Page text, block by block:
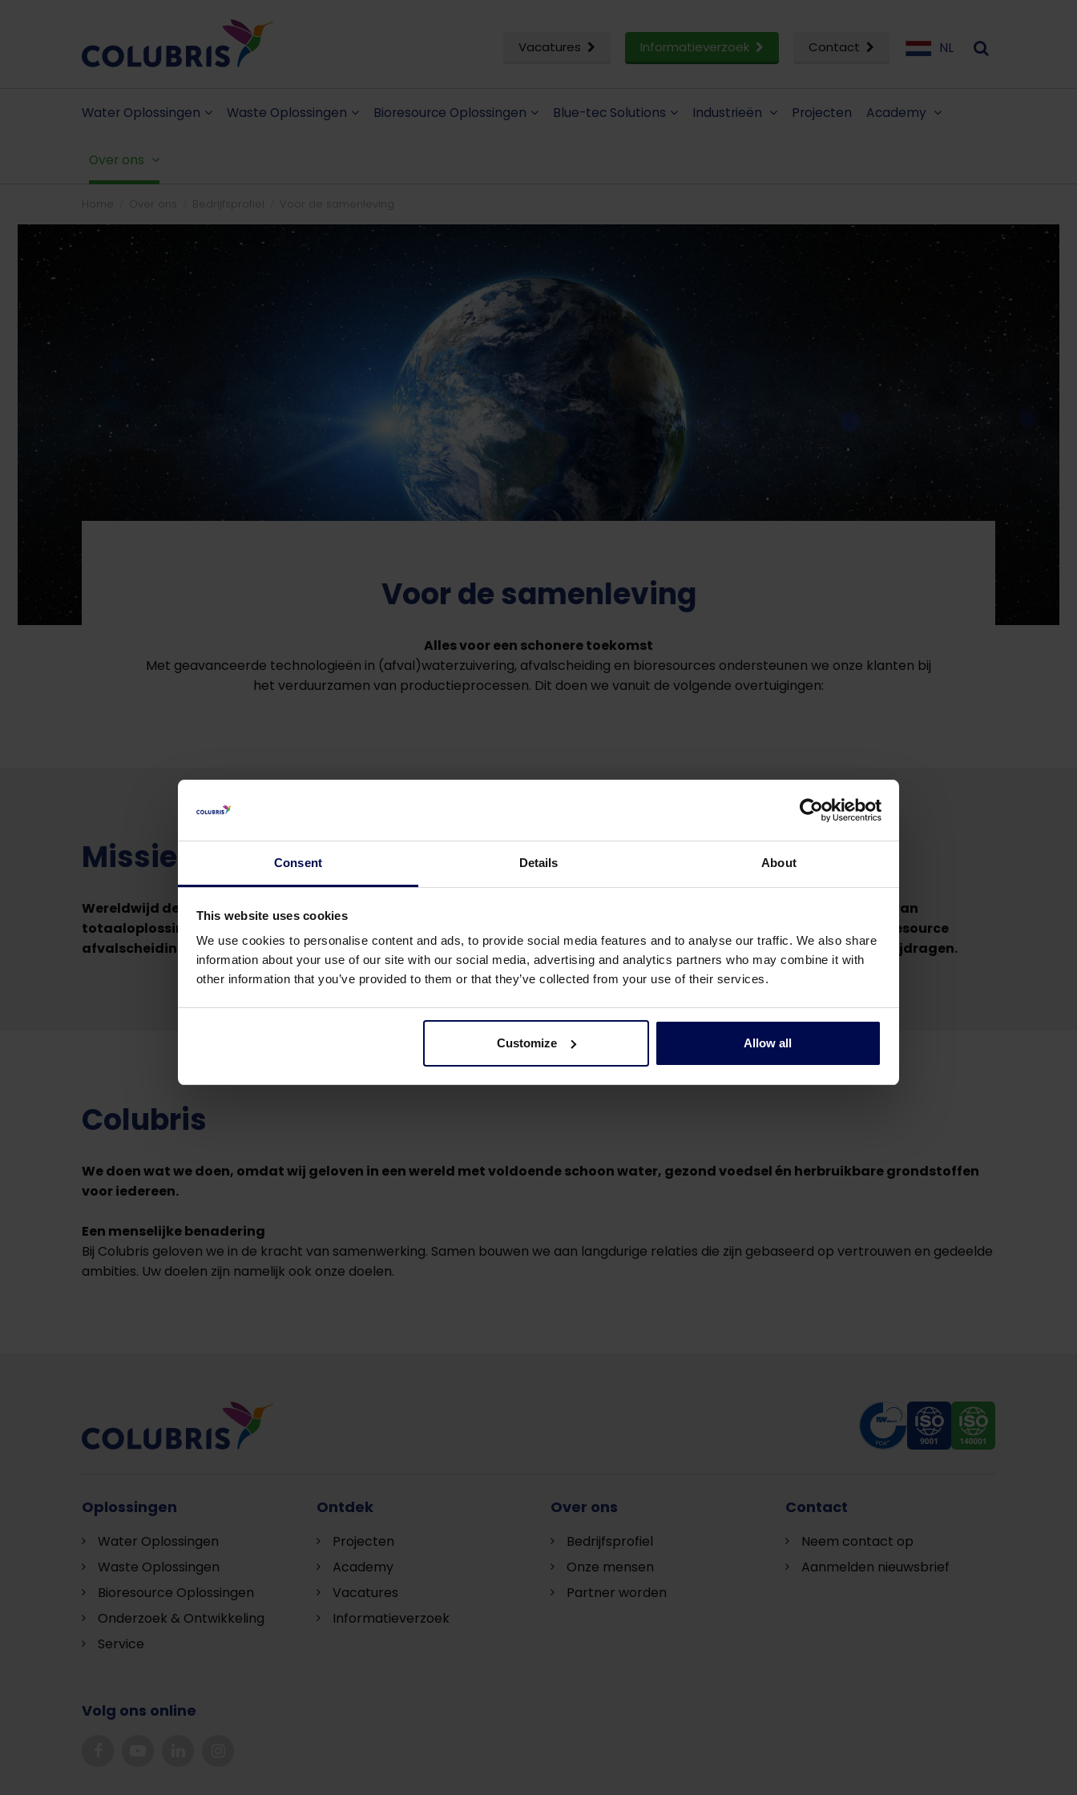
Consent Details About
This website uses cookies
We use cookies to personalise content and ads, to provide social media features and to analyse our traffic. We also share
information about your use of our site with our social media, advertising and analytics partners who may combine it with
other information that you’ve provided to them or that they’ve collected from your use of their services.
Customize Allow all
Vacatures Informatieverzoek Contact NL
Water Oplossingen Waste Oplossingen Bioresource Oplossingen Blue-tec Solutions Industrieën Projecten Academy
Over ons
Home Over ons Bedrijfsprofiel Voor de samenleving
Voor de samenleving
Alles voor een schonere toekomst
Met geavanceerde technologieën in (afval)waterzuivering, afvalscheiding en bioresources ondersteunen we onze klanten bij
het verduurzamen van productieprocessen. Dit doen we vanuit de volgende overtuigingen:
Missie
Wereldwijd de beste blijven in het realiseren van
totaaloplossingen voor (afval)waterzuiverings-,
afvalscheidings- en bioresource projecten.
Visie
Technologieën ontwikkelen voor en het realiseren van
(afval)waterzuiverings-, afvalscheidings- en bioresource
projecten die essentieel zijn voor onze klanten en bijdragen.
Colubris
We doen wat we doen, omdat wij geloven in een wereld met voldoende schoon water, gezond voedsel én herbruikbare grondstoffen
voor iedereen.
Een menselijke benadering
Bij Colubris geloven we in de kracht van samenwerking. Samen bouwen we aan langdurige relaties die zijn gebaseerd op vertrouwen en gedeelde
ambities. Uw doelen zijn namelijk ook onze doelen.
Oplossingen
Water Oplossingen
Waste Oplossingen
Bioresource Oplossingen
Onderzoek & Ontwikkeling
Service
Ontdek
Projecten
Academy
Vacatures
Informatieverzoek
Over ons
Bedrijfsprofiel
Onze mensen
Partner worden
Contact
Neem contact op
Aanmelden nieuwsbrief
Volg ons online